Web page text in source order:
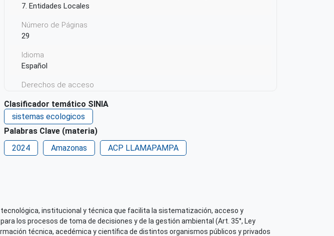
7. Entidades Locales
Número de Páginas
29
Idioma
Español
Derechos de acceso
Clasificador temático SINIA
sistemas ecologicos
Palabras Clave (materia)
2024
Amazonas ACP LLAMAPAMPA
institucional y técnica que facilita la sistematización, acceso y
los procesos de toma de decisiones y de la gestión ambiental (Art. 35°, Ley
técnica, acedémica y científica de distintos organismos públicos y privados